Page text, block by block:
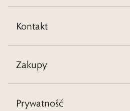
Kontakt
Zakupy
Prywatność